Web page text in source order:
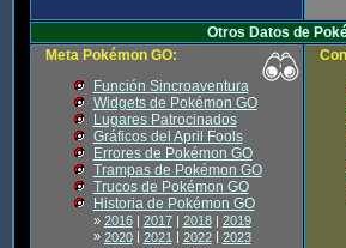
Otros Datos de
Meta Pokémon GO:
Función Sincroaventura
Widgets de Pokémon GO
Lugares Patrocinados
Gráficos del April Fools
Errores de Pokémon GO
Trampas de Pokémon GO
Trucos de Pokémon GO
Historia de Pokémon GO
» 2016| 2017| 2018| 2019
» 2020| 2021| 2022| 2023